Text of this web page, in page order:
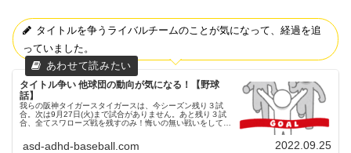
タイトルを争うライバルチームのことが気になって、経過を追
っていました。
タイトル争い 他球団の動向が気になる！【野球
話】
我らの阪神タイガースタイガースは、今シーズン残り３試
合。次は9月27日(火)まで試合がありません。あと残り３試
合、全てスワローズ戦を残すのみ！悔いの無い戦いをしてく
asd-adhd-baseball.com 2022.09.25